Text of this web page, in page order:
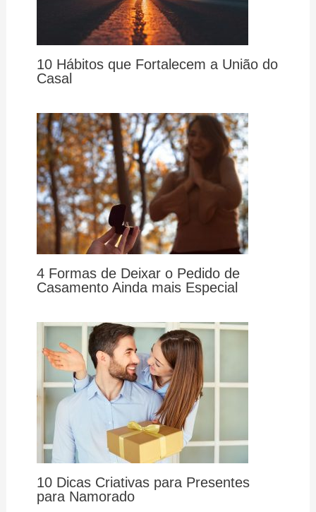
10 Hábitos que Fortalecem a União do
Casal
4 Formas de Deixar o Pedido de
Casamento Ainda mais Especial
10 Dicas Criativas para Presentes
para Namorado